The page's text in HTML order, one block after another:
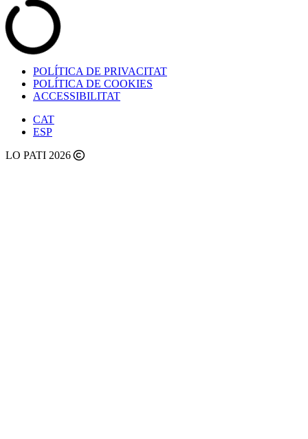
POLÍTICA DE PRIVACITAT
POLÍTICA DE COOKIES
ACCESSIBILITAT
CAT
ESP
LO PATI 2026